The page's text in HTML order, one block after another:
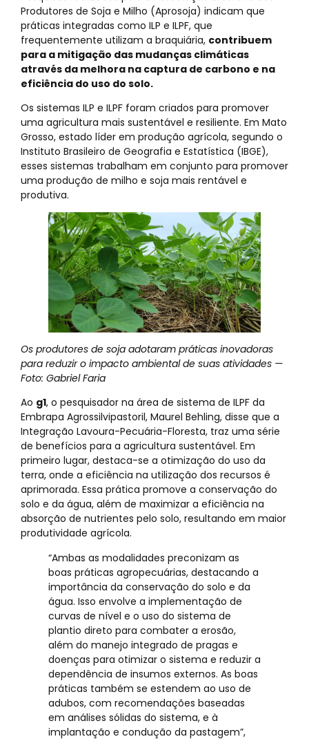
Produtores de Soja e Milho (Aprosoja) indicam que
práticas integradas como ILP e ILPF, que
frequentemente utilizam a braquiária, contribuem
para a mitigação das mudanças climáticas
através da melhora na captura de carbono e na
eficiência do uso do solo.
Os sistemas ILP e ILPF foram criados para promover
uma agricultura mais sustentável e resiliente. Em Mato
Grosso, estado líder em produção agrícola, segundo o
Instituto Brasileiro de Geografia e Estatística (IBGE),
esses sistemas trabalham em conjunto para promover
uma produção de milho e soja mais rentável e
produtiva.
Os produtores de soja adotaram práticas inovadoras
para reduzir o impacto ambiental de suas atividades —
Foto: Gabriel Faria
Ao g1, o pesquisador na área de sistema de ILPF da
Embrapa Agrossilvipastoril, Maurel Behling, disse que a
Integração Lavoura-Pecuária-Floresta, traz uma série
de benefícios para a agricultura sustentável. Em
primeiro lugar, destaca-se a otimização do uso da
terra, onde a eficiência na utilização dos recursos é
aprimorada. Essa prática promove a conservação do
solo e da água, além de maximizar a eficiência na
absorção de nutrientes pelo solo, resultando em maior
produtividade agrícola.
“Ambas as modalidades preconizam as
boas práticas agropecuárias, destacando a
importância da conservação do solo e da
água. Isso envolve a implementação de
curvas de nível e o uso do sistema de
plantio direto para combater a erosão,
além do manejo integrado de pragas e
doenças para otimizar o sistema e reduzir a
dependência de insumos externos. As boas
práticas também se estendem ao uso de
adubos, com recomendações baseadas
em análises sólidas do sistema, e à
implantação e condução da pastagem”,